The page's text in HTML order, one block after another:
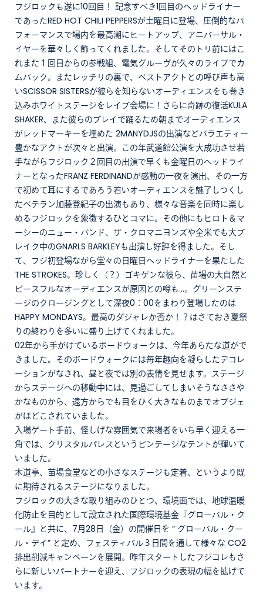
フジロックも遂に10回目！ 記念すべき1回目のヘッドライナー
であったRED HOT CHILI PEPPERSが土曜日に登場、圧倒的なパ
フォーマンスで場内を最高潮にヒートアップ、アニバーサル・
イヤーを華々しく飾ってくれました。そしてそのトリ前にはこ
れまた１回目からの参戦組、電気グルーヴが久々のライブでカ
ムバック。またレッチリの裏で、ベストアクトとの呼び声も高
いSCISSOR SISTERSが彼らを知らないオーディエンスをも巻き
込みホワイトステージをレイブ会場に！さらに奇跡の復活KULA
SHAKER、また彼らのプレイで踊るため朝までオーディエンス
がレッドマーキーを埋めた 2MANYDJSの出演などバラエティー
豊かなアクトが次々と出演。この年武道館公演を大成功させ若
手ながらフジロック２回目の出演で早くも金曜日のヘッドライ
ナーとなったFRANZ FERDINANDが感動の一夜を演出、その一方
で初めて耳にするであろう若いオーディエンスを魅了しつくし
たベテラン加藤登紀子の出演もあり、様々な音楽を同時に楽し
めるフジロックを象徴するひとコマに。その他にもヒロト＆マ
ーシーのニュー・バンド、ザ・クロマニヨンズや全米でも大ブ
レイク中のGNARLS BARKLEYも出演し好評を得ました。そし
て、フジ初登場ながら堂々の日曜日ヘッドライナーを果たした
THE STROKES。珍しく（？）ゴキゲンな彼ら、苗場の大自然と
ピースフルなオーディエンスが原因との噂も…。グリーンステ
ージのクロージングとして深夜0：00をまわり登場したのは
HAPPY MONDAYS。最高のダジャレか否か！？はさておき夏祭
りの終わりを多いに盛り上げてくれました。
02年から手がけているボードウォークは、今年あらたな道がで
きました。そのボードウォークには毎年趣向を凝らしたデコレ
ーションがなされ、昼と夜では別の表情を見せます。ステージ
からステージへの移動中には、見過ごしてしまいそうなささや
かなものから、遠方からでも目をひく大きなものまでオブジェ
がほどこされていました。
入場ゲート手前、怪しげな雰囲気で来場者をいち早く迎える一
角では、クリスタルパレスというビンテージなテントが輝いて
いました。
木道亭、苗場食堂などの小さなステージも定着、というより既
に期待されるステージになりました。
フジロックの大きな取り組みのひとつ、環境面では、地球温暖
化防止を目的として設立された国際環境基金『グローバル・ク
ール』と共に、7月28日（金）の開催日を “ グローバル・クー
ル・デイ” と定め、フェスティバル３日間を通して様々な CO2
排出削減キャンペーンを展開。昨年スタートしたフジコレもさ
らに新しいパートナーを迎え、フジロックの表現の幅を拡げて
います。